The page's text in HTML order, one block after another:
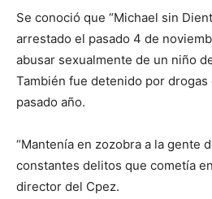
Se conoció que “Michael sin
arrestado el pasado 4 de
abusar sexualmente de un niño
También fue detenido por
pasado año.
“Mantenía en zozobra a la gente
constantes delitos que cometía
director del Cpez.